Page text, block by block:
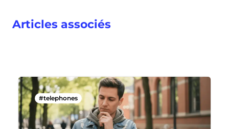
Articles associés
#telephones